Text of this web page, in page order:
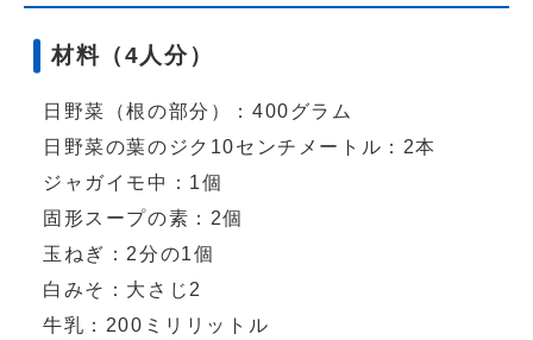
材料（4人分）
日野菜（根の部分）：400グラム
日野菜の葉のジク10センチメートル：2本
ジャガイモ中：1個
固形スープの素：2個
玉ねぎ：2分の1個
白みそ：大さじ2
牛乳：200ミリリットル